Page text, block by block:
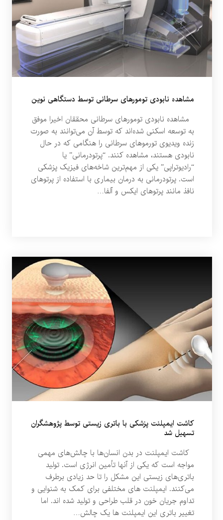
مشاهده نابودی تومورهای سرطانی توسط دستگاهی نوین
مشاهده نابودی تومورهای سرطانی محققان اخیرا موفق
به توسعه اسکنی شده‌اند که توسط آن می‌توانند به صورت
زنده ویدیوی تورموهای سرطانی را هنگامی که در حال
نابودی هستند، مشاهده کنند. “پرتودرمانی” یا
“رادیوتراپی” یکی از مهم‌ترین شاخه‌های فیزیک پزشکی
است. پرتودرمانی به درمان بیماری با استفاده از پرتوهای
نافذ مانند پرتوهای ایکس و آلفا…
کاشت ایمپلنت پزشکی با باتری زیستی توسط پژوهشگران
تسهیل شد
کاشت ایمپلنت در بدن انسان‌ها با چالش‌های مهمی
مواجه است که یکی از آنها تأمین انرژی است. تولید
باتری‌های زیستی این مشکل را تا حد زیادی برطرف
می‌کنند. ایمپلنت های مختلفی برای کمک به شنوایی و
تداوم جریان خون در قلب طراحی و تولید شده اند. اما
تغییر باتری این ایمپلنت ها یک چالش…